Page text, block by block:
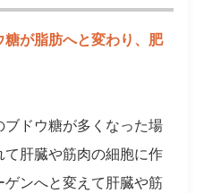
が脂肪へと変わり、肥
ドウ糖が多くなった場
肝臓や筋肉の細胞に作
ゲンへと変えて肝臓や筋